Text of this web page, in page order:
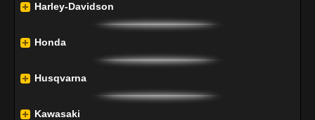
Harley-Davidson
Honda
Husqvarna
Kawasaki